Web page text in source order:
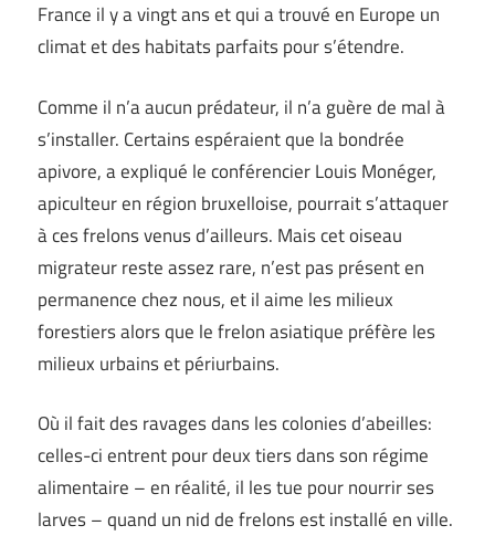
France il y a vingt ans et qui a trouvé en Europe un
climat et des habitats parfaits pour s’étendre.
Comme il n’a aucun prédateur, il n’a guère de mal à
s’installer. Certains espéraient que la bondrée
apivore, a expliqué le conférencier Louis Monéger,
apiculteur en région bruxelloise, pourrait s’attaquer
à ces frelons venus d’ailleurs. Mais cet oiseau
migrateur reste assez rare, n’est pas présent en
permanence chez nous, et il aime les milieux
forestiers alors que le frelon asiatique préfère les
milieux urbains et périurbains.
Où il fait des ravages dans les colonies d’abeilles:
celles-ci entrent pour deux tiers dans son régime
alimentaire – en réalité, il les tue pour nourrir ses
larves – quand un nid de frelons est installé en ville.